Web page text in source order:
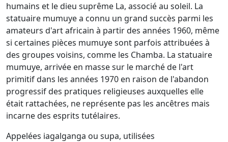
humains et le dieu suprême La, associé au soleil. La
statuaire mumuye a connu un grand succès parmi les
amateurs d'art africain à partir des années 1960, même
si certaines pièces mumuye sont parfois attribuées à
des groupes voisins, comme les Chamba. La statuaire
mumuye, arrivée en masse sur le marché de l'art
primitif dans les années 1970 en raison de l'abandon
progressif des pratiques religieuses auxquelles elle
était rattachées, ne représente pas les ancêtres mais
incarne des esprits tutélaires.
Appelées iagalganga ou supa, utilisées